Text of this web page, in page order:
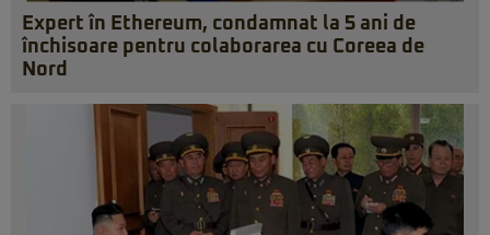
Expert în Ethereum, condamnat la 5 ani de
închisoare pentru colaborarea cu Coreea de
Nord